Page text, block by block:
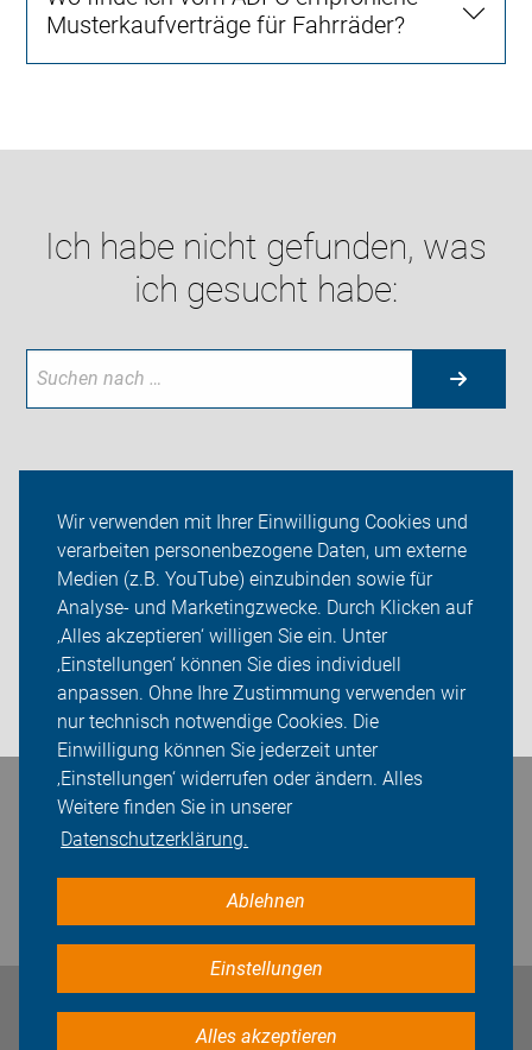
Wir verwenden mit Ihrer Einwilligung Cookies und
verarbeiten personenbezogene Daten, um externe
Medien (z.B. YouTube) einzubinden sowie für
Analyse- und Marketingzwecke. Durch Klicken auf
‚Alles akzeptieren‘ willigen Sie ein. Unter
‚Einstellungen‘ können Sie dies individuell
anpassen. Ohne Ihre Zustimmung verwenden wir
nur technisch notwendige Cookies. Die
Einwilligung können Sie jederzeit unter
‚Einstellungen‘ widerrufen oder ändern. Alles
Weitere finden Sie in unserer
Datenschutzerklärung.
Ablehnen
Einstellungen
Alles akzeptieren
Musterkaufverträge für Fahrräder?
Ich habe nicht gefunden, was
ich gesucht habe:
ADFC Wismar
Sei dabei
Presse
Login
Bleiben Sie in Kontakt